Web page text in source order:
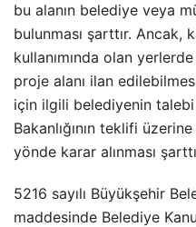
bu alanın belediye veya
bulunması şarttır. Ancak,
kullanımında olan
proje alanı ilan
için ilgili belediyenin
Bakanlığının teklifi
yönde karar alınması
5216 sayılı Büyükşehir
maddesinde Belediye